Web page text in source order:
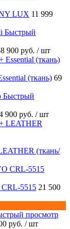
LUX 11 999
Быстрый
900 руб. / шт
(ткань) 69
Быстрый
900 руб. / шт
(ткань/
CRL-5515 21 500
просмотр
руб. / шт